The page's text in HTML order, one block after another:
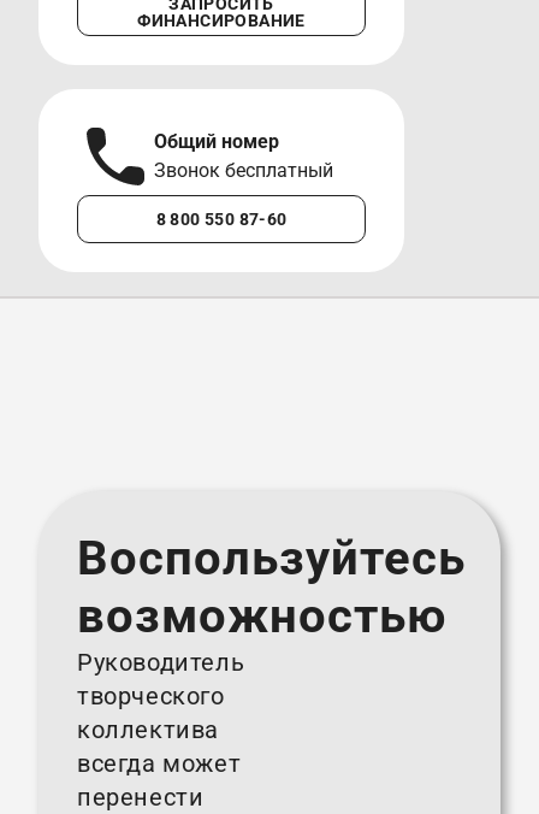
ЗАПРОСИТЬ
ФИНАНСИРОВАНИЕ
Общий номер
Звонок бесплатный
8 800 550 87-60
Воспользуйтесь
возможностью
Руководитель
творческого
коллектива
всегда может
перенести